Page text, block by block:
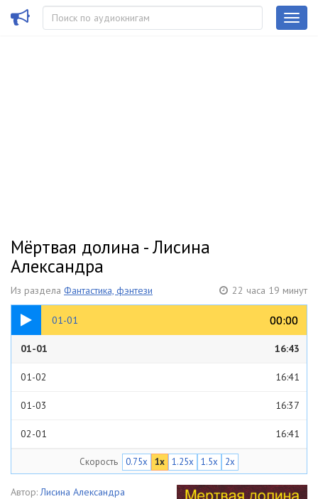
Мёртвая долина - Лисина
Александра
Из раздела Фантастика, фэнтези 22 часа 19 минут
01-01 00:00
00:00
16:43
01-01 16:43
01-02 16:41
01-03 16:37
02-01 16:41
03-01 16:42
Скорость 0.75x 1x 1.25x 1.5x 2x
Автор: Лисина Александра